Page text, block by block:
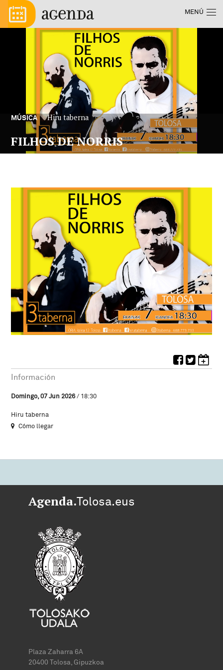
Pasar al contenido principal
Menú principal
MÚSICA Hiru taberna
FILHOS DE NORRIS
Información
Domingo, 07 Jun 2026/ 18:30
Hiru taberna
Cómo llegar
Agenda.Tolosa.eus
Plaza Zaharra 6A
20400 Tolosa, Gipuzkoa
MENÚ